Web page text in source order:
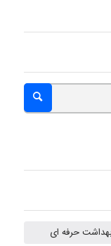
abolfazlkoshehe
A.balandeh
Jafar Tym